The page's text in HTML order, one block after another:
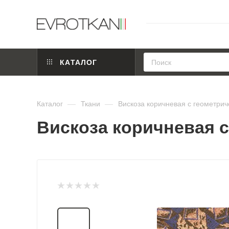
КАТАЛОГ
Каталог — Ткани — Вискоза коричневая с
Вискоза коричневая